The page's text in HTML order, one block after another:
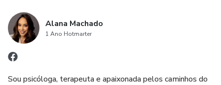
📖 Mulher, Respira é um presente que você se dá.
Um caminho pra lembrar que você pode voltar pra si
sempre que precisar.
🌿 Comece hoje mesmo.
Um convite diário para voltar pra si mesma
Alana Machado
1 Ano Hotmarter
Sou psicóloga, terapeuta e apaixonada pelos caminhos do